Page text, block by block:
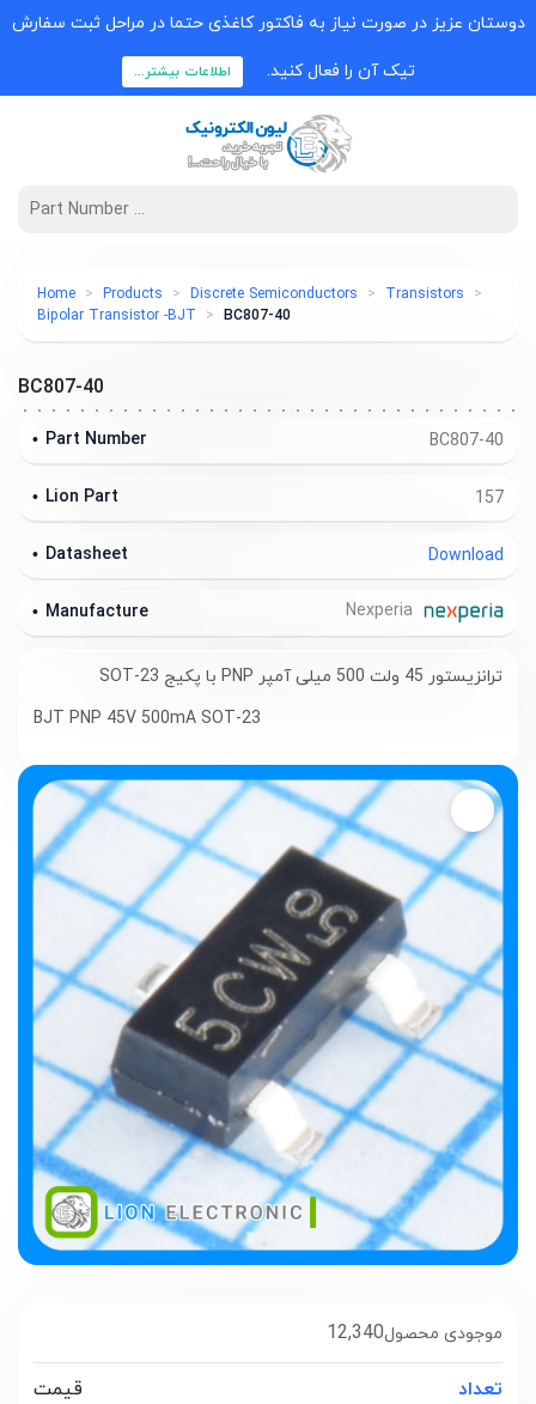
دوستان عزیز در صورت نیاز به فاکتور کاغذی حتما در مراحل ثبت سفارش
تیک آن را فعال کنید. اطلاعات بیشتر...
Home Products Discrete Semiconductors
Transistors
Bipolar Transistor -BJT
BC807-40
12,340موجودی محصول
تعداد
قیمت
BC807-40
BC807-40
Part Number
157
Lion Part
Download
Datasheet
Manufacture
ترانزیستور 45 ولت 500 میلی آمپر PNP با پکیج SOT-23
BJT PNP 45V 500mA SOT-23